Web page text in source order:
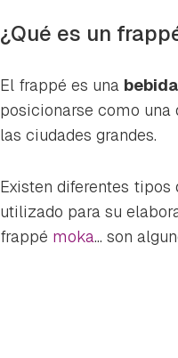
Para
¿Qué es un
El frappé es una
posicionarse como una
las ciudades grandes.
Existen diferentes tipos
utilizado para su
frappé moka... son